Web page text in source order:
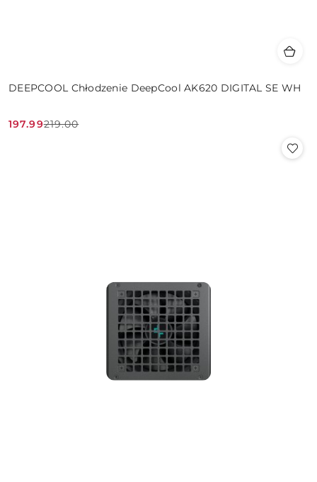
DEEPCOOL Chłodzenie DeepCool AK620 DIGITAL SE WH
Cena
197.99
Cena
219.00